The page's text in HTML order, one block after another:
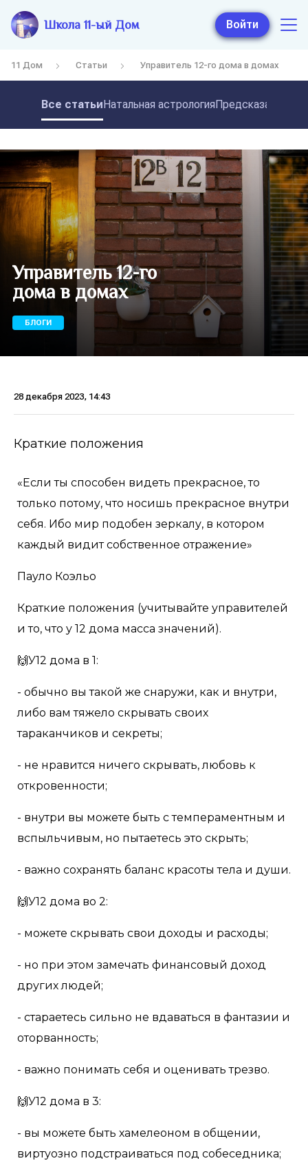
Школа 11-ый Дом Войти
11 Дом Статьи Управитель 12-го дома в домах
Все статьиНатальная астрология
Управитель 12-го
дома в домах
БЛОГИ
28 декабря 2023, 14:43
Краткие положения
«Если ты способен видеть прекрасное, то
только потому, что носишь прекрасное внутри
себя. Ибо мир подобен зеркалу, в котором
каждый видит собственное отражение»
Пауло Коэльо
Краткие положения (учитывайте управителей
и то, что у 12 дома масса значений).
🙌У12 дома в 1:
- обычно вы такой же снаружи, как и внутри,
либо вам тяжело скрывать своих
тараканчиков и секреты;
- не нравится ничего скрывать, любовь к
откровенности;
- внутри вы можете быть с темпераментным и
вспыльчивым, но пытаетесь это скрыть;
- важно сохранять баланс красоты тела и души.
🙌У12 дома во 2:
- можете скрывать свои доходы и расходы;
- но при этом замечать финансовый доход
других людей;
- стараетесь сильно не вдаваться в фантазии и
оторванность;
- важно понимать себя и оценивать трезво.
🙌У12 дома в 3:
- вы можете быть хамелеоном в общении,
виртуозно подстраиваться под собеседника;